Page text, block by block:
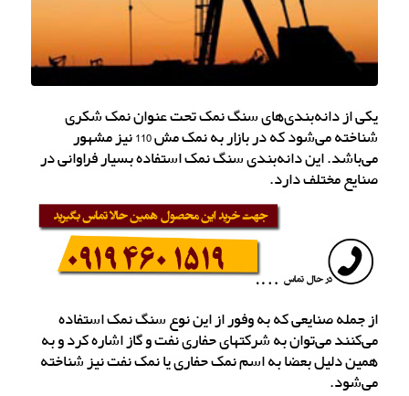
یکی از دانه‌بندی‌های سنگ نمک تحت عنوان نمک شکری
شناخته می‌شود که در بازار به نمک مش 110 نیز مشهور
می‌باشد. این دانه‌بندی سنگ نمک استفاده بسیار فراوانی در
صنایع مختلف دارد.
از جمله صنایعی که به وفور از این نوع سنگ نمک استفاده
می‌کنند می‌توان به شرکتهای حفاری نفت و گاز اشاره کرد و به
همین دلیل بعضا به اسم نمک حفاری یا نمک نفت نیز شناخته
می‌شود.